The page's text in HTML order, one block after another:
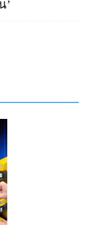
’